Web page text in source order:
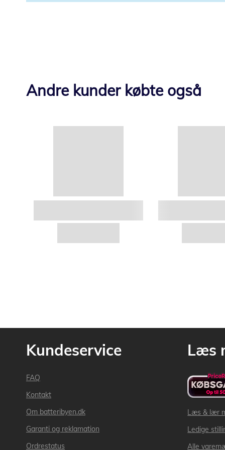
Andre kunder købte også
Kundeservice
FAQ
Kontakt
Om batteribyen.dk
Garanti og reklamation
Ordrestatus
Læs
Læs & lær
Ledige
Alle